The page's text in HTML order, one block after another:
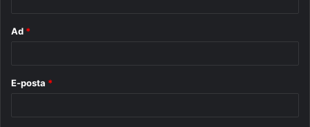
Ad *
E-posta *